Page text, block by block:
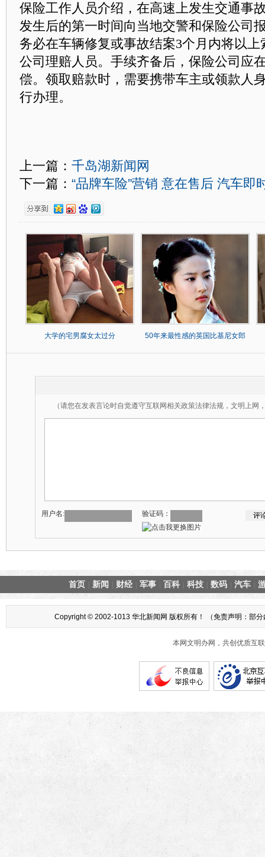
保险工作人员介绍，在高速上发生交通事
发生后的第一时间向当地交警和保险公司
务必在车辆修复或事故结案3个月内将以
公司理赔人员。手续齐备后，保险公司应
偿。领取赔款时，需要携带车主或领款人
行办理。
上一篇： 千岛湖新闻网
下一篇： “品牌车险”营销 意在售后 汽车即
大学的宅男腐女太过分 50年来最性感的英国比基尼女郎
（请您在发表言论时自觉遵守互联网相关政策法律法规，文明上网
用户名: 验证码：
首页 新闻 财经 军事 百科 科技 数码 汽车
Copyright © 2002-1013 华北新闻网 版权所有！ （免责声明：部
本网文明办网，共创优质互